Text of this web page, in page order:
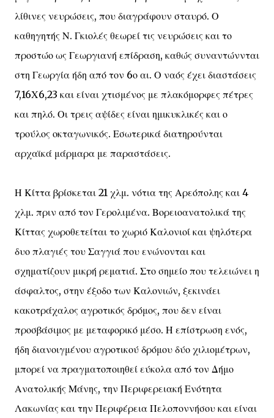
λίθινες νευρώσεις, που διαγράφουν σταυρό. Ο
καθηγητής Ν. Γκιολές θεωρεί τις νευρώσεις και το
προστώο ως Γεωργιανή επίδραση, καθώς συναντώννται
στη Γεωργία ήδη από τον 6ο αι. Ο ναός έχει διαστάσεις
7,16Χ6,23 και είναι χτισμένος με πλακόμορφες πέτρες
και πηλό. Οι τρεις αψίδες είναι ημικυκλικές και ο
τρούλος οκταγωνικός. Εσωτερικά διατηρούνται
αρχαϊκά μάρμαρα με παραστάσεις.
Η Κίττα βρίσκεται 21 χλμ. νότια της Αρεόπολης και 4
χλμ. πριν από τον Γερολιμένα. Βορειοανατολικά της
Κίττας χωροθετείται το χωριό Καλονιοί και ψηλότερα
δυο πλαγιές του Σαγγιά που ενώνονται και
σχηματίζουν μικρή ρεματιά. Στο σημείο που τελειώνει η
άσφαλτος, στην έξοδο των Καλονιών, ξεκινάει
κακοτράχαλος αγροτικός δρόμος, που δεν είναι
προσβάσιμος με μεταφορικό μέσο. Η επίστρωση ενός,
ήδη διανοιγμένου αγροτικού δρόμου δύο χιλιομέτρων,
μπορεί να πραγματοποιηθεί εύκολα από τον Δήμο
Ανατολικής Μάνης, την Περιφερειακή Ενότητα
Λακωνίας και την Περιφέρεια Πελοποννήσου και είναι